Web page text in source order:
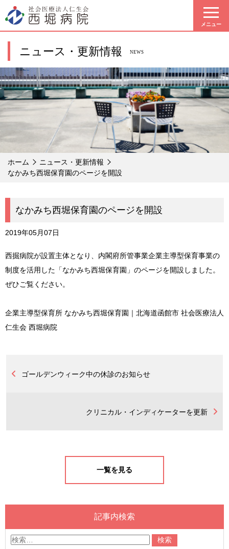
メニュー
ニュース・更新情報 NEWS
ホーム
ニュース・更新情報
なかみち西堀保育園のページを開設
なかみち西堀保育園のページを開設
2019年05月07日
西掘病院が設置主体となり、内閣府所管事業企業主導型保育事業の
制度を活用した「なかみち西堀保育園」のページを開設しました。
ぜひご覧ください。
企業主導型保育所 なかみち西堀保育園｜北海道函館市 社会医療法人
仁生会 西堀病院
ゴールデンウィーク中の休診のお知らせ
クリニカル・インディケーターを更新
一覧を見る
記事内検索